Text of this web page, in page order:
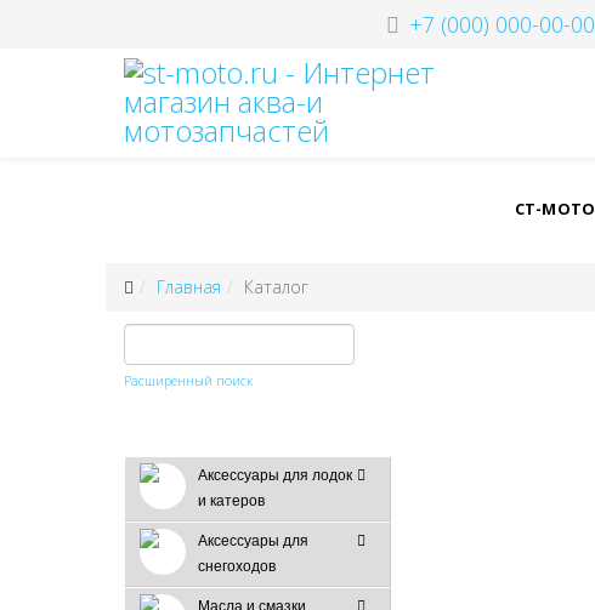
+7 (000) 000-00-00
СТ-МОТО
Главная Каталог
Расширенный поиск
Аксессуары для лодок
и катеров
Аксессуары для
снегоходов
Масла и смазки